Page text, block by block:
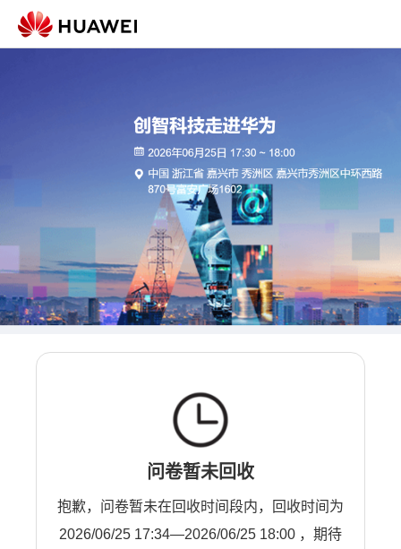
问卷暂未回收
抱歉，问卷暂未在回收时间段内，回收时间为
2026/06/25 17:34—2026/06/25 18:00 ，期待